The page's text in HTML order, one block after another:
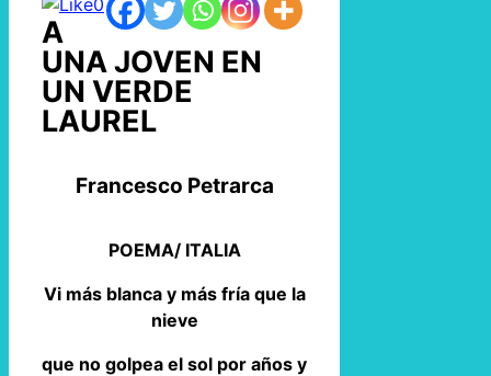
0
A
UNA JOVEN EN
UN VERDE
LAUREL
Francesco Petrarca
POEMA/ ITALIA
Vi más blanca y más fría que la
nieve
que no golpea el sol por años y